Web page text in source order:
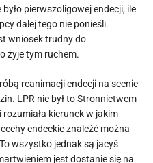
pierwszoligowej endecji, ile
dalej tego nie ponieśli.
wniosek trudny do
żyje tym ruchem.
reanimacji endecji na scenie
LPR nie był to Stronnictwem
kierunek w jakim
endeckie znaleźć można
wszystko jednak są jacyś
jest dostanie się na